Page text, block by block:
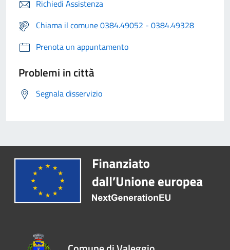
Richiedi Assistenza
Chiama il comune 0384.49052 - 0384.49328
Prenota un appuntamento
Problemi in città
Segnala disservizio